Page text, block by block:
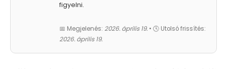
figyelni.
📅 Megjelenés: 2026. április 19. • 🕓 Utolsó frissítés:
2026. április 19.